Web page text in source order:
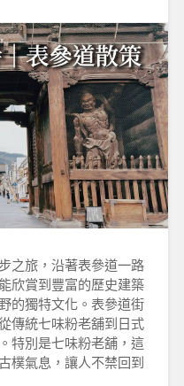
之旅，沿著表參道一路
欣賞到豐富的歷史建築
的獨特文化。表參道街
傳統七味粉老舖到日式
特別是七味粉老舖，這
樸氣息，讓人不禁回到